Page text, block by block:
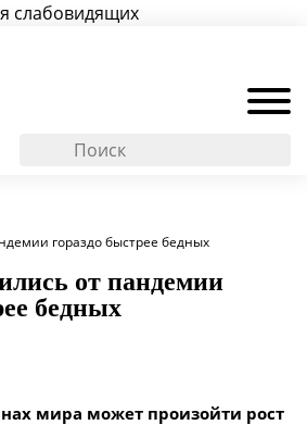
слабовидящих
гораздо быстрее бедных
от пандемии
бедных
мира может произойти рост